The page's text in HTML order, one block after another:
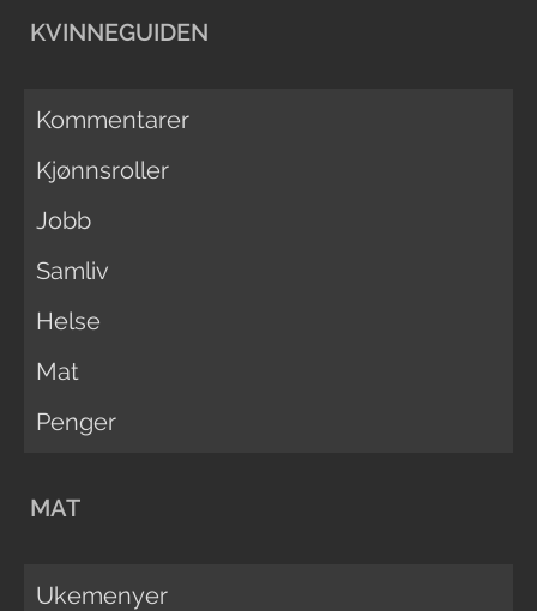
KVINNEGUIDEN
Kommentarer
Kjønnsroller
Jobb
Samliv
Helse
Mat
Penger
MAT
Ukemenyer